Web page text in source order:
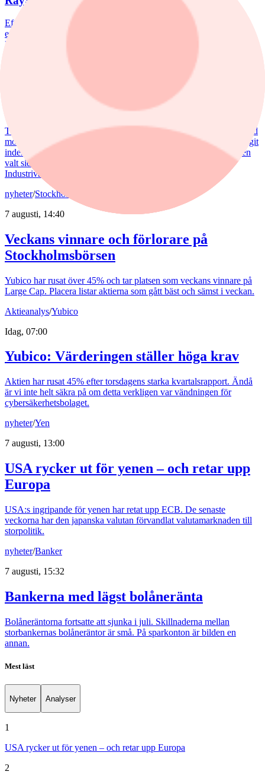
Efter en svagare utveckling hittills i år fick Spiltan Småbolagsfond
ett tydligt lyft i juli. Mips bidrog mest till uppgången, medan
RaySearch Laboratories är ett nytt innehav i fonden.
Aktiefonder
Fondvinnare med banktung portfölj
Tommi Saukkoriipi har styrt nästan halva SEB Swedish Value Fund
mot finanssektorn. Det har varit ett vinnande drag. Fonden har slagit
index tydligt både i år och på längre sikt. Samtidigt har förvaltaren
valt sida mellan börsens två stora maktbolag - Investor och
Industrivärden.
nyheter/Stockholmsbörsen
7 augusti, 14:40
Veckans vinnare och förlorare på
Stockholmsbörsen
Yubico har rusat över 45% och tar platsen som veckans vinnare på
Large Cap. Placera listar aktierna som gått bäst och sämst i veckan.
Aktieanalys/Yubico
Idag, 07:00
Yubico: Värderingen ställer höga krav
Aktien har rusat 45% efter torsdagens starka kvartalsrapport. Ändå
är vi inte helt säkra på om detta verkligen var vändningen för
cybersäkerhetsbolaget.
nyheter/Yen
7 augusti, 13:00
USA rycker ut för yenen – och retar upp
Europa
USA:s ingripande för yenen har retat upp ECB. De senaste
veckorna har den japanska valutan förvandlat valutamarknaden till
storpolitik.
nyheter/Banker
7 augusti, 15:32
Bankerna med lägst bolåneränta
Bolåneräntorna fortsatte att sjunka i juli. Skillnaderna mellan
storbankernas bolåneräntor är små. På sparkonton är bilden en
annan.
Mest läst
Nyheter Analyser
1
USA rycker ut för yenen – och retar upp Europa
2